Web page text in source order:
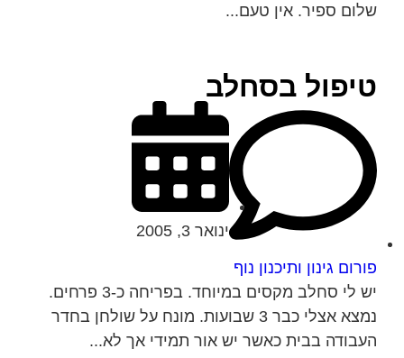
שלום ספיר. אין טעם...
טיפול בסחלב
פורום גינון ותיכנון נוף
ינואר 3, 2005
יש לי סחלב מקסים במיוחד. בפריחה כ-3 פרחים.
נמצא אצלי כבר 3 שבועות. מונח על שולחן בחדר
העבודה בבית כאשר יש אור תמידי אך לא...